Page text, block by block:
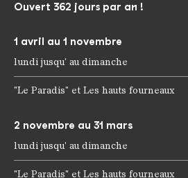
Ouvert 362 jours par an !
1 avril au 1 novembre
lundi jusqu' au dimanche
"Le Paradis" et Les hauts fourneaux
2 novembre au 31 mars
lundi jusqu' au dimanche
"Le Paradis" et Les hauts fourneaux